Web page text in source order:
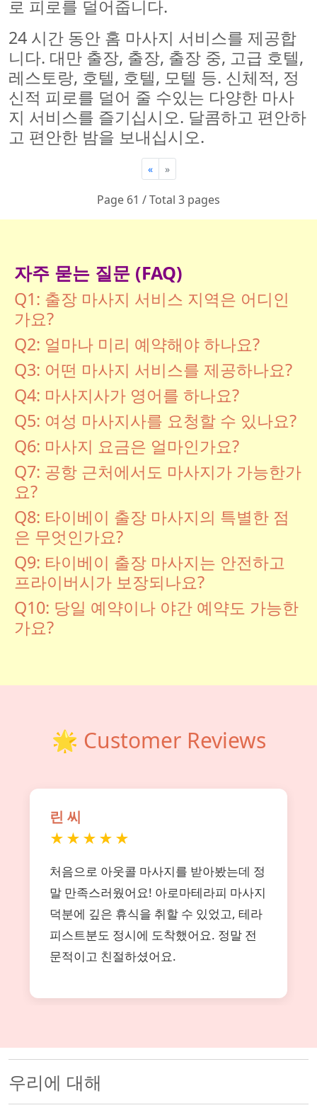
로 피로를 덜어줍니다.
24 시간 동안 홈 마사지 서비스를 제공합
니다. 대만 출장, 출장, 출장 중, 고급 호텔,
레스토랑, 호텔, 호텔, 모텔 등. 신체적, 정
신적 피로를 덜어 줄 수있는 다양한 마사
지 서비스를 즐기십시오. 달콤하고 편안하
고 편안한 밤을 보내십시오.
« »
Page 61 / Total 3 pages
자주 묻는 질문 (FAQ)
Q1: 출장 마사지 서비스 지역은 어디인
가요?
Q2: 얼마나 미리 예약해야 하나요?
Q3: 어떤 마사지 서비스를 제공하나요?
Q4: 마사지사가 영어를 하나요?
Q5: 여성 마사지사를 요청할 수 있나요?
Q6: 마사지 요금은 얼마인가요?
Q7: 공항 근처에서도 마사지가 가능한가
요?
Q8: 타이베이 출장 마사지의 특별한 점
은 무엇인가요?
Q9: 타이베이 출장 마사지는 안전하고
프라이버시가 보장되나요?
Q10: 당일 예약이나 야간 예약도 가능한
가요?
🌟 Customer Reviews
린 씨
★★★★★
처음으로 아웃콜 마사지를 받아봤는데 정
말 만족스러웠어요! 아로마테라피 마사지
덕분에 깊은 휴식을 취할 수 있었고, 테라
피스트분도 정시에 도착했어요. 정말 전
문적이고 친절하셨어요.
우리에 대해